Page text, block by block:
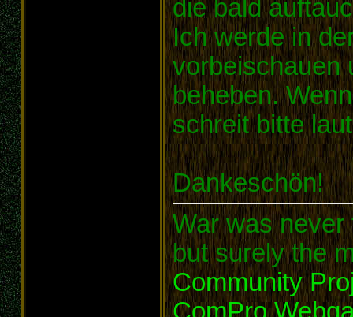
die bald
Ich werde in
vorbeischauen
beheben.
schreit bitte
Dankeschön!
War was never
but surely the
Community